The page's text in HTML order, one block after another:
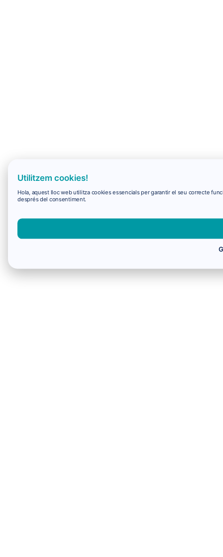
Utilitzem cookies!
Hola, aquest lloc web utilitza cookies essencials per garantir el seu correcte
després del consentiment.